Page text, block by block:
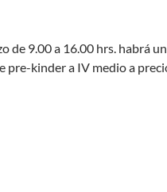
de 9.00 a 16.00 hrs. habrá
pre-kinder a IV medio a